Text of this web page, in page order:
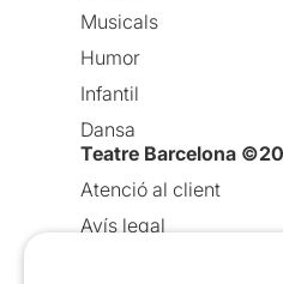
Musicals
Humor
Infantil
Dansa
Teatre Barcelona
Atenció al client
Avís legal